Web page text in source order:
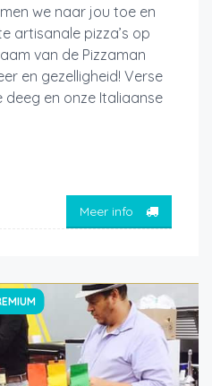
we naar jou toe en
artisanale pizza’s op
van de Pizzaman
en gezelligheid! Verse
en onze Italiaanse
Meer info